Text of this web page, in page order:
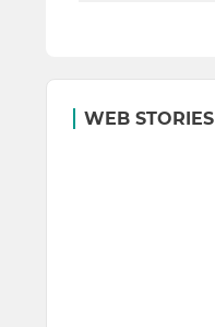
WEB STORIES